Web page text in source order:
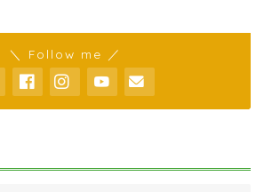
＼ Follow me ／